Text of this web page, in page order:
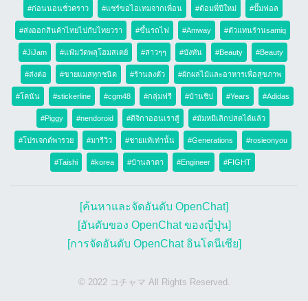
#ก่อนนอนชั่วคราว #แชร์ขอไอเทมจากเพื่อน #ด้อมพี่ปีใหม่ #ปั๊มฟอล
#ส่งออกสินค้าไทยไปกับไทยวรา #ขึ้นรถไฟ #Amway #ตัวแทนร้านsamiq
#JiJam #แฟ้มวัดพลุโฮมสเตย์ #สาวๆๆ #บังทัน #Beauty #Beauty
#ส่งต่อ #ขายแมสทุกชนิด #ร้านลงตัว #ผักผลไม้และอาหารเพื่อสุขภาพ
#โคนัน #stickerline #cgm48 #กลุ่มฟรี #บ้านชิป #Years #Adidas
#Piggy #nendoroid #ดิจิกาออนเราสู้ #มัมหมีเลิกปสดได้แล้ว
#โปรเจกต์พารวย #มารีวิว #ชายแท้เท่านั้น #Generations #rosieonyou
#Taishi #korea #บ้านลาดา #Engineer #FIGHT
[ค้นหาและจัดอันดับ OpenChat]
[อันดับของ OpenChat ของญี่ปุ่น]
[การจัดอันดับ OpenChat อินโดนีเซีย]
© 2022 コチャマ All Rights Reserved.